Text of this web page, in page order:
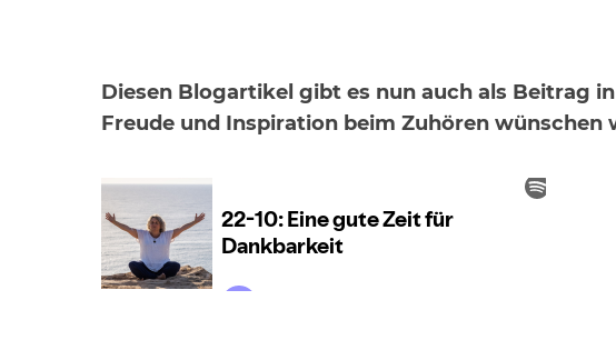
Diesen Blogartikel gibt es nun auch als Beitrag in
Freude und Inspiration beim Zuhören wünschen